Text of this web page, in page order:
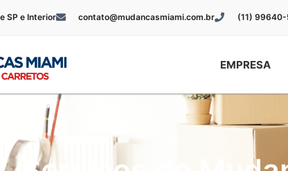
SP e Interior contato@mudancasmiami.com.br (11)
EMPRESA